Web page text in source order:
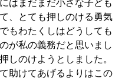
はまだまだ小さな子ども
、とても押しのける勇気
もわたくしはどうしても
が私の義務だと思いまし
しのけようとしました。
助けてあげるよりはこの